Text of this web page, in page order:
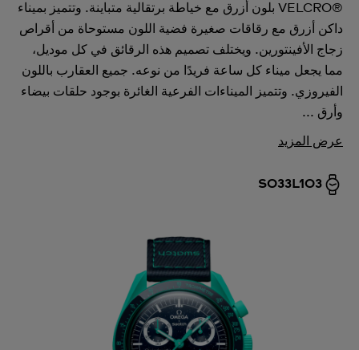
VELCRO®‎ بلون أزرق مع خياطة برتقالية متباينة. وتتميز بميناء
داكن أزرق مع رقاقات صغيرة فضية اللون مستوحاة من أقراص
زجاج الأفينتورين. ويختلف تصميم هذه الرقائق في كل موديل،
مما يجعل ميناء كل ساعة فريدًا من نوعه. جميع العقارب باللون
الفيروزي. وتتميز الميناءات الفرعية الغائرة بوجود حلقات بيضاء
وأرق ...
عرض المزيد
SO33L103